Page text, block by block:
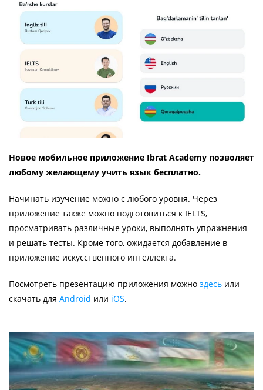
Новое мобильное приложение Ibrat Academy позволяет
любому желающему учить язык бесплатно.
Начинать изучение можно с любого уровня. Через
приложение также можно подготовиться к IELTS,
просматривать различные уроки, выполнять упражнения
и решать тесты. Кроме того, ожидается добавление в
приложение искусственного интеллекта.
Посмотреть презентацию приложения можно здесь или
скачать для Android или iOS.